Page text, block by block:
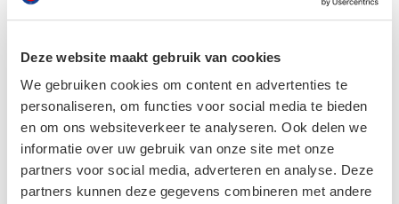
Deze website maakt gebruik van cookies
We gebruiken cookies om content en advertenties te
personaliseren, om functies voor social media te bieden
en om ons websiteverkeer te analyseren. Ook delen we
informatie over uw gebruik van onze site met onze
partners voor social media, adverteren en analyse. Deze
partners kunnen deze gegevens combineren met andere